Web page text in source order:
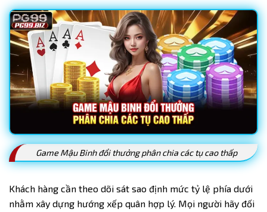
Game Mậu Binh đổi thưởng phân chia các tụ cao thấp
Khách hàng cần theo dõi sát sao định mức tỷ lệ phía dưới
nhằm xây dựng hướng xếp quân hợp lý. Mọi người hãy đối